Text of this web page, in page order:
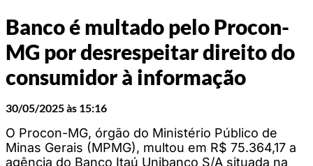
Banco é multado pelo Procon-
MG por desrespeitar direito do
consumidor à informação
30/05/2025 às 15:16
O Procon-MG, órgão do Ministério Público de
Minas Gerais (MPMG), multou em R$ 75.364,17 a
agência do Banco Itaú Unibanco S/A situada na